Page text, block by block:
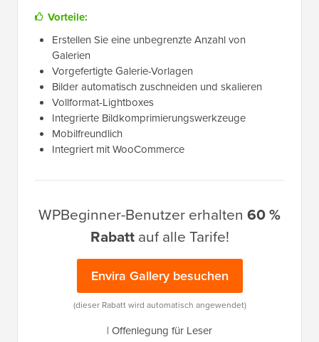
Vorteile:
Erstellen Sie eine unbegrenzte Anzahl von
Galerien
Vorgefertigte Galerie-Vorlagen
Bilder automatisch zuschneiden und skalieren
Vollformat-Lightboxes
Integrierte Bildkomprimierungswerkzeuge
Mobilfreundlich
Integriert mit WooCommerce
WPBeginner-Benutzer erhalten 60 %
Rabattauf alle Tarife!
Envira Gallery besuchen
(dieser Rabatt wird automatisch angewendet)
| Offenlegung für Leser